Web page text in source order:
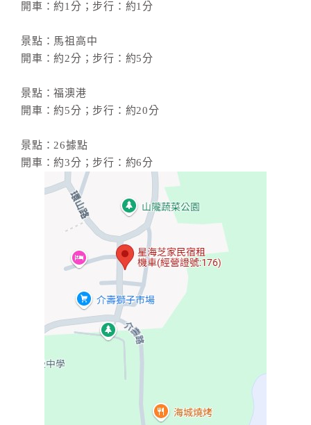
開車：約1分；步行：約1分
景點：馬祖高中
開車：約2分；步行：約5分
景點：福澳港
開車：約5分；步行：約20分
景點：26據點
開車：約3分；步行：約6分